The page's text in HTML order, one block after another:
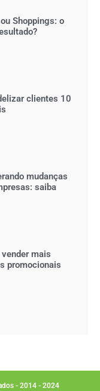
Shoppings: o
clientes 10
mudanças
saiba
mais
promocionais
- 2014 - 2024